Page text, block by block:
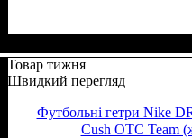
Товар тижня
Швидкий перегляд
Футбольні гетри Nike
Cush OTC Team